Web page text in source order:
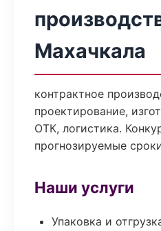
Махачкала
контрактное
проектирование,
ОТК, логистика.
прогнозируемые
Наши услуги
Упаковка и